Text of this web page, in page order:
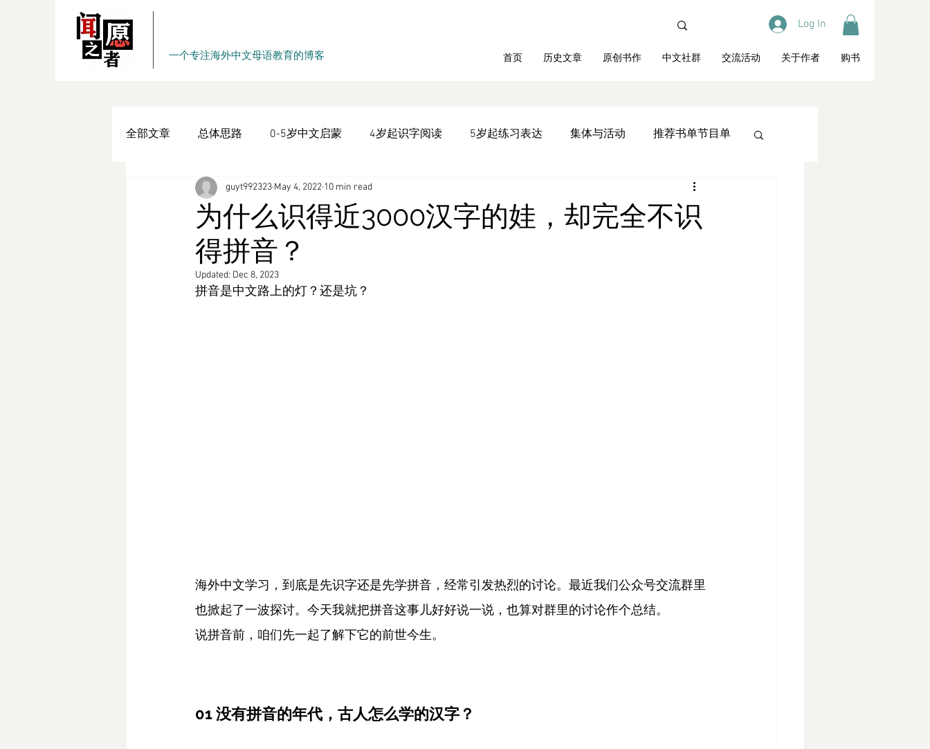
一个专注海外中文母语教育的博客
Log In
首页 历史文章 原创书作 中文社群 交流活动 关于作者 购书
全部文章 总体思路 0-5岁中文启蒙 4岁起识字阅读 5岁起练习表达 集体与活动 推荐书单节目单
内在动力 学习习惯 系统教材学习 访谈专栏
原创书作 『愿者闻之』周年庆
为什么识得近3000汉字的娃，却完全不识
得拼音？
guyt992323 May 4, 2022 10 min read
Updated: Dec 8, 2023
拼音是中文路上的灯？还是坑？
海外中文学习，到底是先识字还是先学拼音，经常引发热烈的讨论。最近我们公众号交流群里
也掀起了一波探讨。今天我就把拼音这事儿好好说一说，也算对群里的讨论作个总结。
说拼音前，咱们先一起了解下它的前世今生。
01 没有拼音的年代，古人怎么学的汉字？